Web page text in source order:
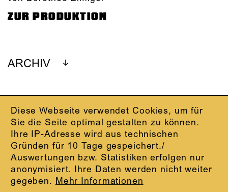
Diese Webseite verwendet Cookies, um für
Sie die Seite optimal gestalten zu können.
Ihre IP-Adresse wird aus technischen
Gründen für 10 Tage gespeichert./
Auswertungen bzw. Statistiken erfolgen nur
anonymisiert. Ihre Daten werden nicht weiter
gegeben. Mehr Informationen
ZUR PRODUKTION
ARCHIV
IMPRESSUM
DATENSCHUTZ
AGB
KONTAKT
ABO-LOGIN
PRESSE